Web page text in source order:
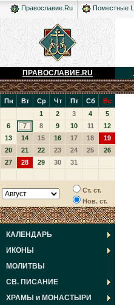
Православие.Ru Поместные
ПРАВОСЛАВИЕ.RU
Пн Вт Ср Чт Пт Сб
Вс
1
2 3 4
5
6
7 8 9 10 11
12
13
14 15 16 17 18
19
20
21 22 23 24 25
26
27
28 29 30 31
Ст. ст.
Нов. ст.
КАЛЕНДАРЬ
ИКОНЫ
МОЛИТВЫ
СВ. ПИСАНИЕ
ХРАМЫ и МОНАСТЫРИ